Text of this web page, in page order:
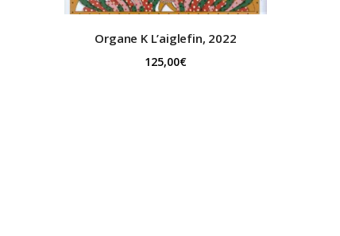
Organe K L’aiglefin, 2022
125,00€